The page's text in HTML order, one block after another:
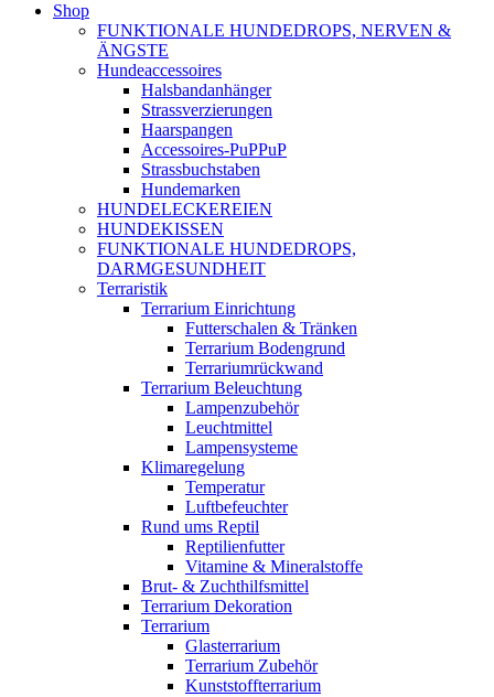
Shop
FUNKTIONALE HUNDEDROPS, NERVEN &
ÄNGSTE
Hundeaccessoires
Halsbandanhänger
Strassverzierungen
Haarspangen
Accessoires-PuPPuP
Strassbuchstaben
Hundemarken
HUNDELECKEREIEN
HUNDEKISSEN
FUNKTIONALE HUNDEDROPS,
DARMGESUNDHEIT
Terraristik
Terrarium Einrichtung
Futterschalen & Tränken
Terrarium Bodengrund
Terrariumrückwand
Terrarium Beleuchtung
Lampenzubehör
Leuchtmittel
Lampensysteme
Klimaregelung
Temperatur
Luftbefeuchter
Rund ums Reptil
Reptilienfutter
Vitamine & Mineralstoffe
Brut- & Zuchthilfsmittel
Terrarium Dekoration
Terrarium
Glasterrarium
Terrarium Zubehör
Kunststoffterrarium